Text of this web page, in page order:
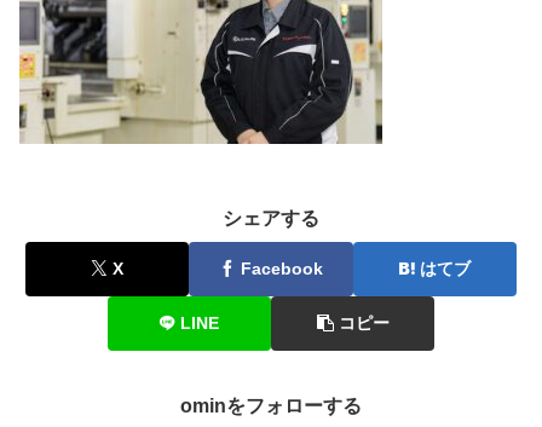
シェアする
X Facebook はてブ
LINE コピー
ominをフォローする